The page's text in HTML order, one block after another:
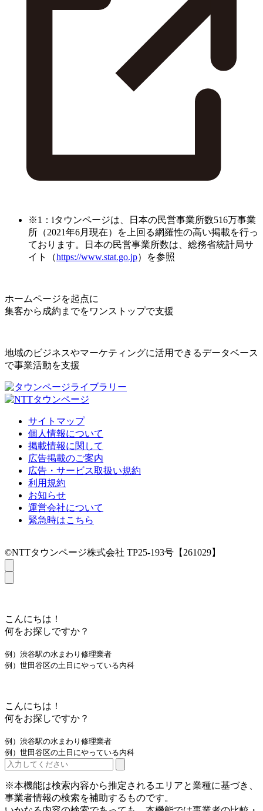
※1：iタウンページは、日本の民営事業所数516万事業
所（2021年6月現在）を上回る網羅性の高い掲載を行っ
ております。日本の民営事業所数は、総務省統計局サ
イト（https://www.stat.go.jp）を参照
ホームページを起点に
集客から成約までをワンストップで支援
地域のビジネスやマーケティングに活用できるデータベース
で事業活動を支援
サイトマップ
個人情報について
掲載情報に関して
広告掲載のご案内
広告・サービス取扱い規約
利用規約
お知らせ
運営会社について
緊急時はこちら
©NTTタウンページ株式会社 TP25-193号【261029】
こんにちは！
何をお探しですか？
例）渋谷駅の水まわり修理業者
例）世田谷区の土日にやっている内科
こんにちは！
何をお探しですか？
例）渋谷駅の水まわり修理業者
例）世田谷区の土日にやっている内科
※本機能は検索内容から推定されるエリアと業種に基づき、
事業者情報の検索を補助するものです。